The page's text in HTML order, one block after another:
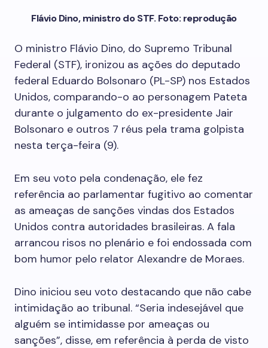
Flávio Dino, ministro do STF. Foto: reprodução
O ministro Flávio Dino, do Supremo Tribunal
Federal (STF), ironizou as ações do deputado
federal Eduardo Bolsonaro (PL-SP) nos Estados
Unidos, comparando-o ao personagem Pateta
durante o julgamento do ex-presidente Jair
Bolsonaro e outros 7 réus pela trama golpista
nesta terça-feira (9).
Em seu voto pela condenação, ele fez
referência ao parlamentar fugitivo ao comentar
as ameaças de sanções vindas dos Estados
Unidos contra autoridades brasileiras. A fala
arrancou risos no plenário e foi endossada com
bom humor pelo relator Alexandre de Moraes.
Dino iniciou seu voto destacando que não cabe
intimidação ao tribunal. “Seria indesejável que
alguém se intimidasse por ameaças ou
sanções”, disse, em referência à perda de visto